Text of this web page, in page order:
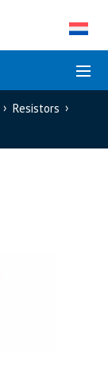
Resistors